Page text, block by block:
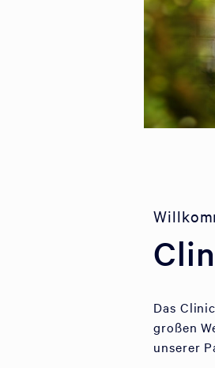
Das
großen
unserer